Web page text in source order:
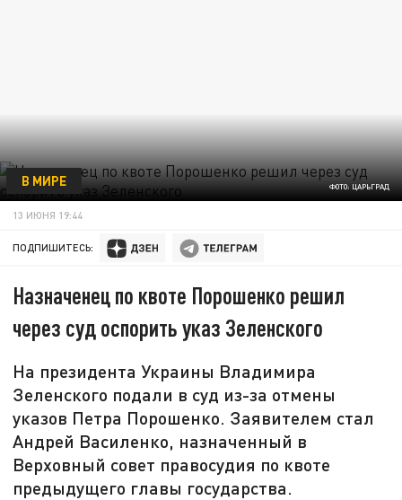
ФОТО: ЦАРЬГРАД
В МИРЕ
13 ИЮНЯ 19:44
ПОДПИШИТЕСЬ:
Назначенец по квоте Порошенко решил
через суд оспорить указ Зеленского
На президента Украины Владимира
Зеленского подали в суд из-за отмены
указов Петра Порошенко. Заявителем стал
Андрей Василенко, назначенный в
Верховный совет правосудия по квоте
предыдущего главы государства.